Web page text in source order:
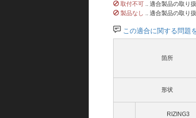
取付不可 .. 適合製品の取り
製品なし .. 適合製品の取り
この適合に関する問題
箇所
形状
RIZING3